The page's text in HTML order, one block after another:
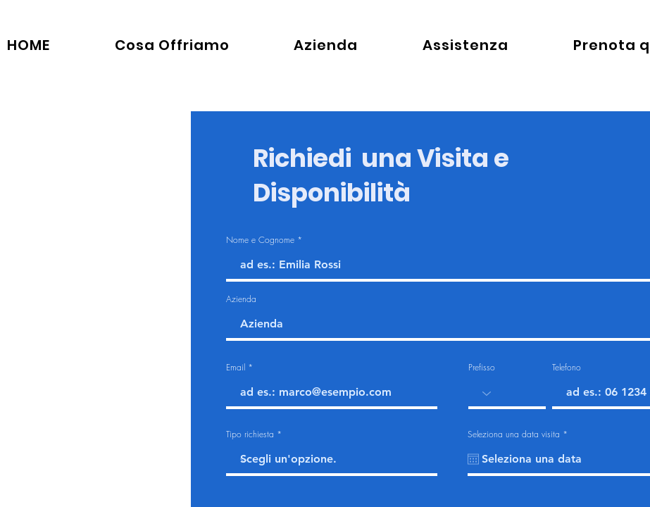
HOME Cosa Offriamo Azienda Assistenza Prenota
Richiedi una Visita e
Disponibilità
Nome e Cognome
Azienda
Email
Tipo richiesta
Prefisso Telefono
Seleziona una data visita *
u
r